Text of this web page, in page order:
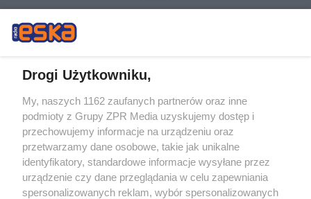
Żaden utwór zamieszczony w serwisie nie może być powielany i
rozpowszechniany lub dalej rozpowszechniany w jakikolwiek sposób (w
tym także elektroniczny lub mechaniczny) na jakimkolwiek polu
eksploatacji w jakiejkolwiek formie, włącznie z umieszczaniem w Internecie
bez pisemnej zgody właściciela praw. Jakiekolwiek użycie lub
wykorzystanie utworów w całości lub w części z naruszeniem prawa, tzn.
bez właściwej zgody, jest zabronione pod groźbą kary i może być ścigane
prawnie.
Drogi Użytkowniku,
My, naszych 1162 zaufanych partnerów oraz inne
podmioty z Grupy ZPR Media uzyskujemy dostęp i
przechowujemy informacje na urządzeniu oraz
przetwarzamy dane osobowe, takie jak unikalne
identyfikatory, standardowe informacje wysyłane przez
urządzenie czy dane przeglądania w celu zapewniania
spersonalizowanych reklam, wybór spersonalizowanych